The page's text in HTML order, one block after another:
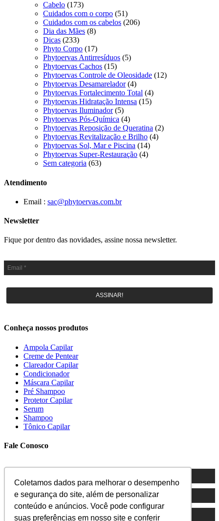
Coletamos dados para melhorar o desempenho
e segurança do site, além de personalizar
conteúdo e anúncios. Você pode configurar
suas preferências em nosso site e conferir
Cabelo (173)
Cuidados com o corpo (51)
Cuidados com os cabelos (206)
Dia das Mães (8)
Dicas (233)
Phyto Corpo (17)
Phytoervas Antirresíduos (5)
Phytoervas Cachos (15)
Phytoervas Controle de Oleosidade (12)
Phytoervas Desamarelador(4)
Phytoervas Fortalecimento Total (4)
Phytoervas Hidratação Intensa (15)
Phytoervas Iluminador(5)
Phytoervas Pós-Química (4)
Phytoervas Reposição de Queratina (2)
Phytoervas Revitalização e Brilho (4)
Phytoervas Sol, Mar e Piscina (14)
Phytoervas Super-Restauração (4)
Sem categoria (63)
Atendimento
Email : sac@phytoervas.com.br
Newsletter
Fique por dentro das novidades, assine nossa newsletter.
ASSINAR!
Conheça nossos produtos
Ampola Capilar
Creme de Pentear
Clareador Capilar
Condicionador
Máscara Capilar
Pré Shampoo
Protetor Capilar
Serum
Shampoo
Tônico Capilar
Fale Conosco